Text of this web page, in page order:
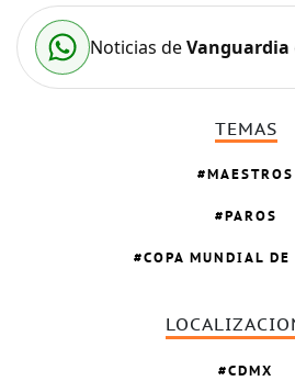
Noticias deVanguardia
TEMAS
MAESTROS
PAROS
COPA MUNDIAL
CDMX